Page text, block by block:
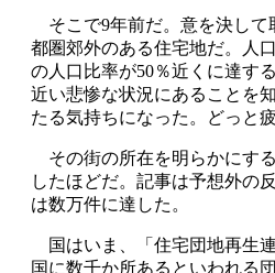
そこで9年前だ。意を決して
都圏郊外のある住宅地だ。人
の人口比率が50％近くに達す
近い悲惨な状況にあることを
たる気持ちになった。どっと疲
その街の所在を明らかにす
したほどだ。記事は予想外の
は数万件に達した。
国はいま、「住宅団地再生
国に数千か所あるといわれる